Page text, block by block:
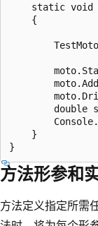
static void
    {
double
    }
方法形参和
方法定义指定所需